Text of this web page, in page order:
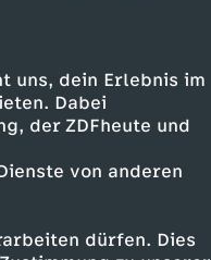
uns, dein Erlebnis im
Dabei
der ZDFheute und
von anderen
dürfen. Dies